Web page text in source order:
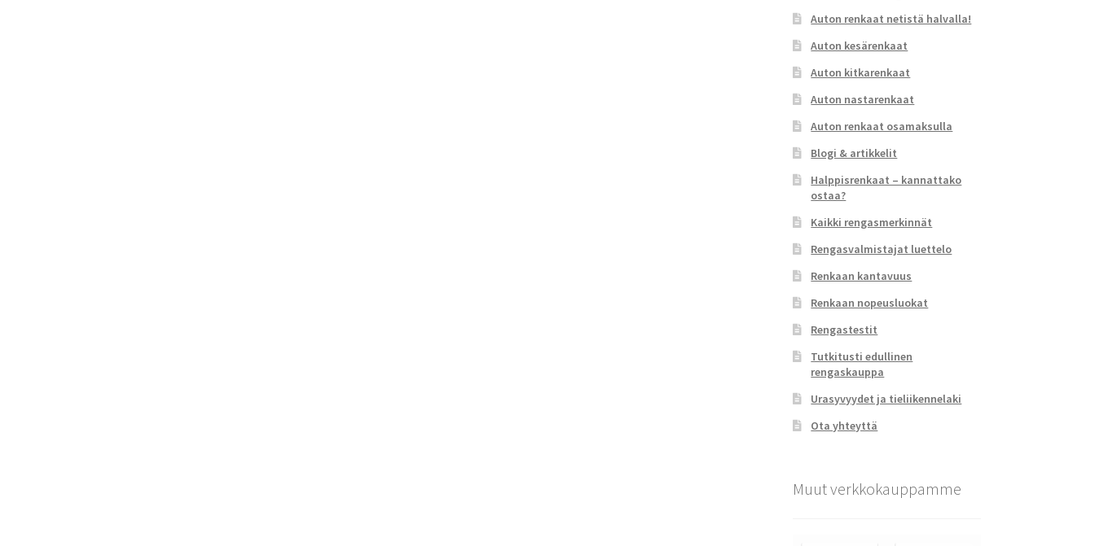
Auton renkaat netistä halvalla!
Auton kesärenkaat
Auton kitkarenkaat
Auton nastarenkaat
Auton renkaat osamaksulla
Blogi & artikkelit
Halppisrenkaat – kannattako
ostaa?
Kaikki rengasmerkinnät
Rengasvalmistajat luettelo
Renkaan kantavuus
Renkaan nopeusluokat
Rengastestit
Tutkitusti edullinen
rengaskauppa
Urasyvyydet ja tieliikennelaki
Ota yhteyttä
Muut verkkokauppamme